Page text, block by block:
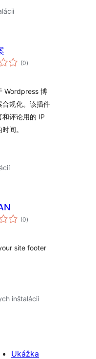
(0celkové
hodnotenie
)
Wordpress 博
合规化。该插件
评论用的 IP
间。
(0celkové
hodnotenie
)
site footer
inštalácií
Ukážka